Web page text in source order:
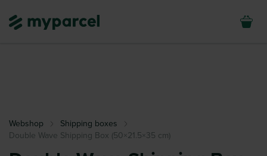
Webshop
Shipping boxes
Double Wave Shipping Box (50×21.5×35 cm)